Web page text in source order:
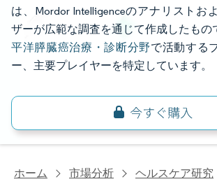
は、Mordor Intelligenceのアナリストお
ザーが広範な調査を通じて作成したもの
平洋膵臓癌治療・診断分野で活動する
ー、主要プレイヤーを特定しています。
ホーム 市場分析 ヘルスケア研究